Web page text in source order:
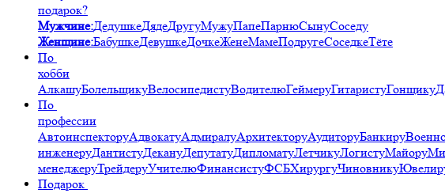
подарок?
Мужчине:ДедушкеДядеДругуМужуПапеПарнюСынуСоседу
Женщине:БабушкеДевушкеДочкеЖенеМамеПодругеСоседкеТёте
По
хобби
АлкашуБолельщикуВелосипедистуВодителюГеймеруГитаристуГонщику
По
профессии
АвтоинспекторуАдвокатуАдмиралуАрхитекторуАудиторуБанкиру
инженеруДантистуДекануДепутатуДипломатуЛетчикуЛогистуМайору
менеджеруТрейдеруУчителюФинансистуФСБХирургуЧиновнику
Подарок